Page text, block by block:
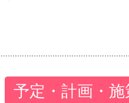
予定・計画・